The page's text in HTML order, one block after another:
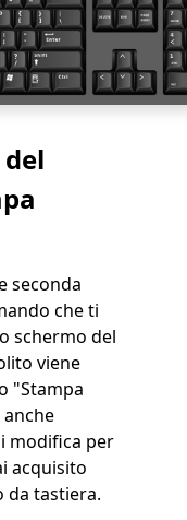
seconda
che ti
schermo del
viene
"Stampa
modifica per
acquisito
da tastiera.